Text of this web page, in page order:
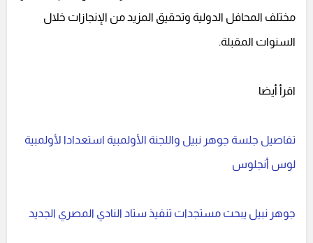
مختلف المحافل الدولية وتحقيق المزيد من الإنجازات خلال
السنوات المقبلة.
اقرأ أيضا
تفاصيل جلسة جوهر نبيل واللجنة الأولمبية استعدادا لأولمبية
لوس أنجلوس
جوهر نبيل يبحث مستجدات تنفيذ ستاد النادي المصري الجديد